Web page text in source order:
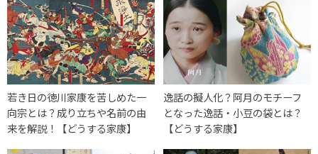
若き日の徳川家康を苦しめた一
向宗とは？成り立ちや名前の由
来を解説！【どうする家康】
逸話の擬人化？阿月のモチーフ
となった逸話・小豆の袋とは？
【どうする家康】